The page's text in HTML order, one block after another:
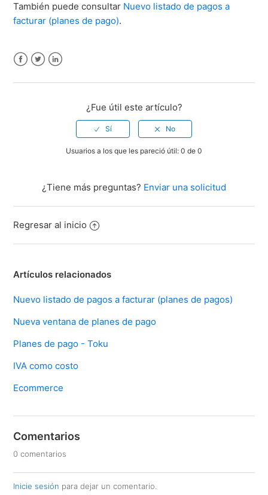
También puede consultar Nuevo listado de pagos a
facturar (planes de pago).
¿Fue útil este artículo?
Usuarios a los que les pareció útil: 0 de 0
¿Tiene más preguntas? Enviar una solicitud
Regresar al inicio
Artículos relacionados
Nuevo listado de pagos a facturar (planes de pagos)
Nueva ventana de planes de pago
Planes de pago - Toku
IVA como costo
Ecommerce
Comentarios
0 comentarios
Inicie sesión para dejar un comentario.